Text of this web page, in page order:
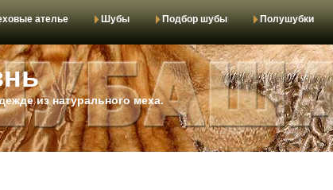
ателье Шубы Подбор шубы Полушубки
из натурального меха.